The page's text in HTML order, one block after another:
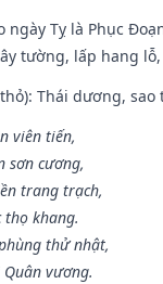
ngày Tỵ là Phục
tường, lấp hang
Thái dương,
viên tiến,
sơn cương,
trang trạch,
thọ khang.
thử nhật,
vương.